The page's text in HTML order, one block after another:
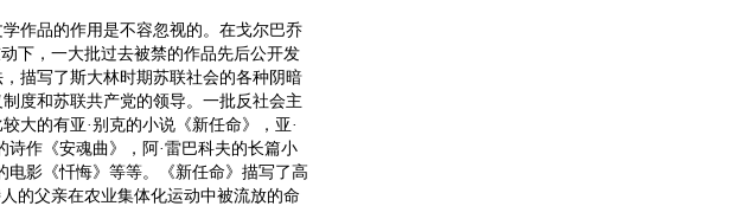
作品的作用是不容忽视的。在戈尔巴乔
下，一大批过去被禁的作品先后公开发
描写了斯大林时期苏联社会的各种阴暗
度和苏联共产党的领导。一批反社会主
大的有亚·别克的小说《新任命》，亚·
作《安魂曲》，阿·雷巴科夫的长篇小
电影《忏悔》等等。《新任命》描写了高
的父亲在农业集体化运动中被流放的命